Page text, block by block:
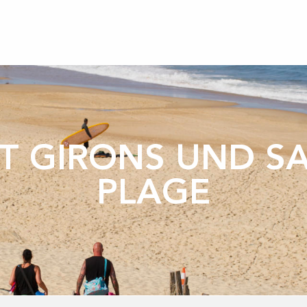
GIRONS UND
PLAGE